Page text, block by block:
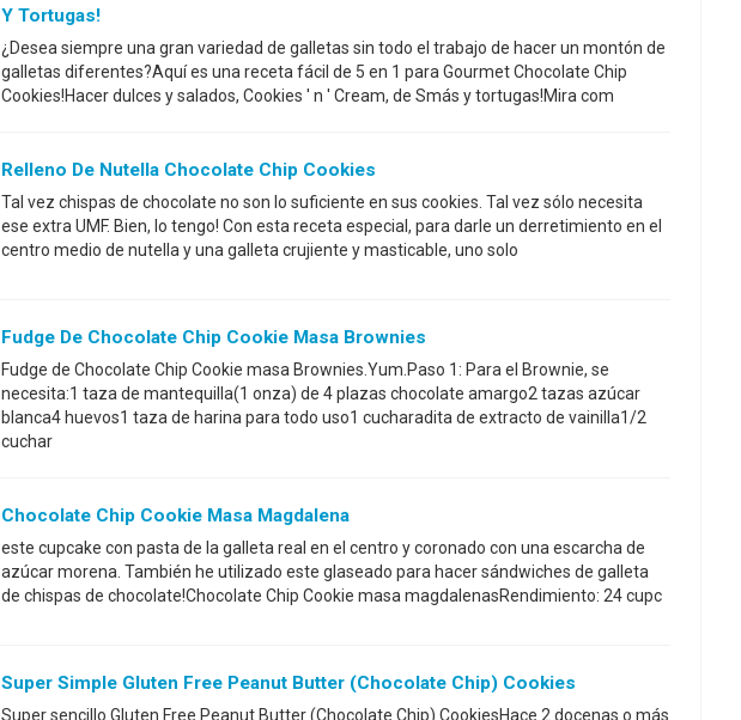
Y Tortugas!
¿Desea siempre una gran variedad de galletas sin todo el trabajo de hacer un montón de
galletas diferentes?Aquí es una receta fácil de 5 en 1 para Gourmet Chocolate Chip
Cookies!Hacer dulces y salados, Cookies ' n ' Cream, de Smás y tortugas!Mira com
Relleno De Nutella Chocolate Chip Cookies
Tal vez chispas de chocolate no son lo suficiente en sus cookies. Tal vez sólo necesita
ese extra UMF. Bien, lo tengo! Con esta receta especial, para darle un derretimiento en el
centro medio de nutella y una galleta crujiente y masticable, uno solo
Fudge De Chocolate Chip Cookie Masa Brownies
Fudge de Chocolate Chip Cookie masa Brownies.Yum.Paso 1: Para el Brownie, se
necesita:1 taza de mantequilla(1 onza) de 4 plazas chocolate amargo2 tazas azúcar
blanca4 huevos1 taza de harina para todo uso1 cucharadita de extracto de vainilla1/2
cuchar
Chocolate Chip Cookie Masa Magdalena
este cupcake con pasta de la galleta real en el centro y coronado con una escarcha de
azúcar morena. También he utilizado este glaseado para hacer sándwiches de galleta
de chispas de chocolate!Chocolate Chip Cookie masa magdalenasRendimiento: 24 cupc
Super Simple Gluten Free Peanut Butter (Chocolate Chip) Cookies
Super sencillo Gluten Free Peanut Butter (Chocolate Chip) CookiesHace 2 docenas o más